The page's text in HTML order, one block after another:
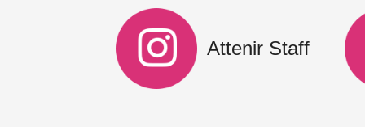
Attenir Staff